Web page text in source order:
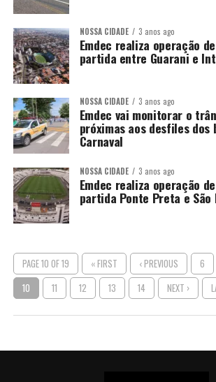
NOSSA CIDADE 3 anos ago
Emdec realiza operação
partida entre Guarani e
NOSSA CIDADE 3 anos ago
Emdec vai monitorar o
próximas aos desfiles dos
Carnaval
NOSSA CIDADE 3 anos ago
Emdec realiza operação
partida Ponte Preta e São
PAGE 10 OF 19 « FIRST ‹ PREVIOUS 6
10
11 12 13 14 NEXT ›